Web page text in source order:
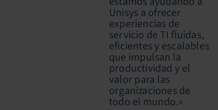
Unisys a ofrecer
experiencias de
servicio de TI fluidas,
eficientes y escalables
que impulsan la
productividad y el
valor para las
organizaciones de
todo el mundo.»